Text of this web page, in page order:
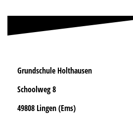
Grundschule Holthausen
Schoolweg 8
49808 Lingen (Ems)